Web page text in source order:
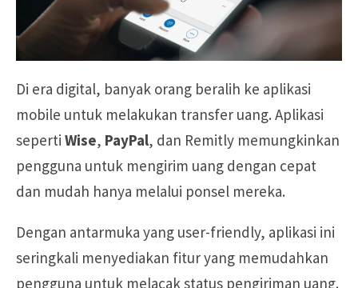
Di era digital, banyak orang beralih ke aplikasi
mobile untuk melakukan transfer uang. Aplikasi
seperti Wise, PayPal, dan Remitly memungkinkan
pengguna untuk mengirim uang dengan cepat
dan mudah hanya melalui ponsel mereka.
Dengan antarmuka yang user-friendly, aplikasi ini
seringkali menyediakan fitur yang memudahkan
pengguna untuk melacak status pengiriman uang.